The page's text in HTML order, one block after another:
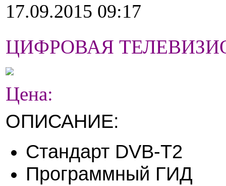
17.09.2015 09:17
ЦИФРОВАЯ
Цена:
ОПИСАНИЕ:
Стандарт DVB-T2
Программный ГИД